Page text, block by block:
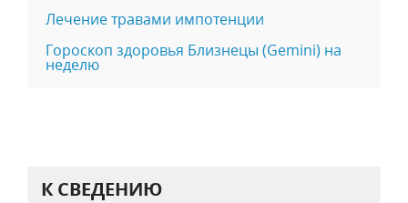
Лечение травами импотенции
Гороскоп здоровья Близнецы (Gemini) на
неделю
К СВЕДЕНИЮ